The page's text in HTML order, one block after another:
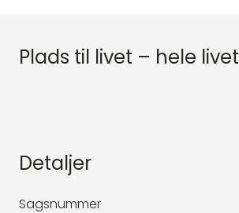
Plads til livet – hele livet
Detaljer
Sagsnummer